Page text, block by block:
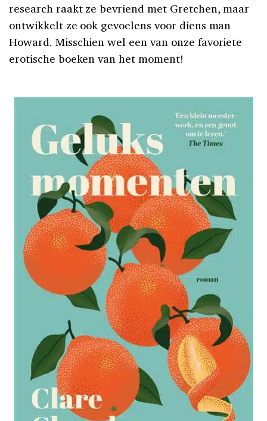
research raakt ze bevriend met Gretchen, maar
ontwikkelt ze ook gevoelens voor diens man
Howard. Misschien wel een van onze favoriete
erotische boeken van het moment!